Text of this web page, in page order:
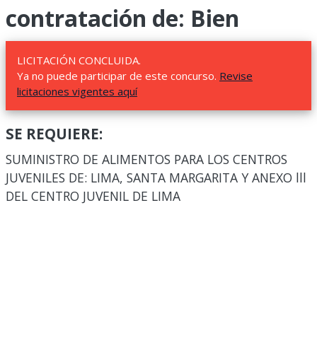
contratación de: Bien
LICITACIÓN CONCLUIDA.
Ya no puede participar de este concurso. Revise
licitaciones vigentes aquí
SE REQUIERE:
SUMINISTRO DE ALIMENTOS PARA LOS CENTROS
JUVENILES DE: LIMA, SANTA MARGARITA Y ANEXO lll
DEL CENTRO JUVENIL DE LIMA